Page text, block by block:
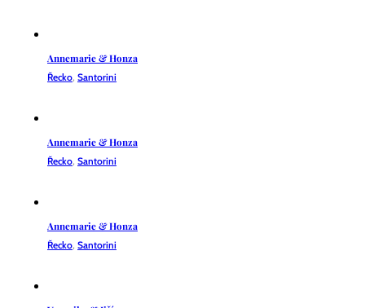
Annemarie & Honza
Řecko, Santorini
Annemarie & Honza
Řecko, Santorini
Annemarie & Honza
Řecko, Santorini